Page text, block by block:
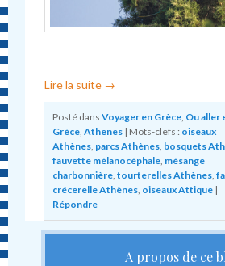
Lire la suite →
Posté dans Voyager en Grèce, Ou aller
Grèce,Athenes | Mots-clefs : oiseaux
Athènes, parcs Athènes, bosquets
fauvette mélanocéphale, mésange
charbonnière,tourterelles Athènes,
crécerelle Athènes, oiseaux Attique |
Répondre
A propos de ce